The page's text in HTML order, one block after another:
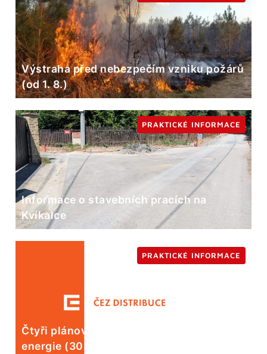
Výstraha před nebezpečím vzniku požárů
(od 1. 8.)
Informace o stavebních pracích na
Kvíkalce
PRAKTICKÉ INFORMACE
Čtyři plánované odstávky elektrické
energie (30. 7.)
PRAKTICKÉ INFORMACE